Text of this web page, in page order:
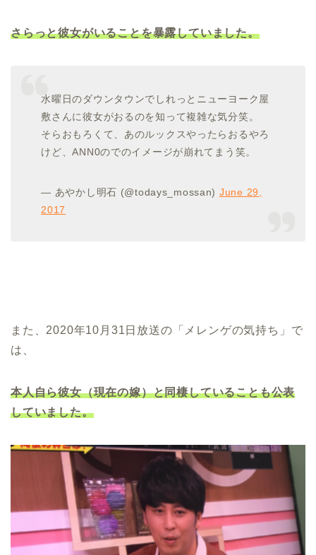
さらっと彼女がいることを暴露していました。
水曜日のダウンタウンでしれっとニューヨーク屋
敷さんに彼女がおるのを知って複雑な気分笑。
そらおもろくて、あのルックスやったらおるやろ
けど、ANN0のでのイメージが崩れてまう笑。
— あやかし明石 (@todays_mossan) June 29,
2017
また、2020年10月31日放送の「メレンゲの気持ち」で
は、
本人自ら彼女（現在の嫁）と同棲していることも公表
していました。